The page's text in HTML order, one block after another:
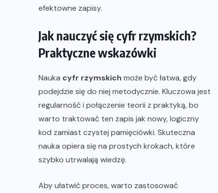
efektowne zapisy.
Jak nauczyć się cyfr rzymskich?
Praktyczne wskazówki
Nauka cyfr rzymskich może być łatwa, gdy
podejdzie się do niej metodycznie. Kluczowa jest
regularność i połączenie teorii z praktyką, bo
warto traktować ten zapis jak nowy, logiczny
kod zamiast czystej pamięciówki. Skuteczna
nauka opiera się na prostych krokach, które
szybko utrwalają wiedzę.
Aby ułatwić proces, warto zastosować